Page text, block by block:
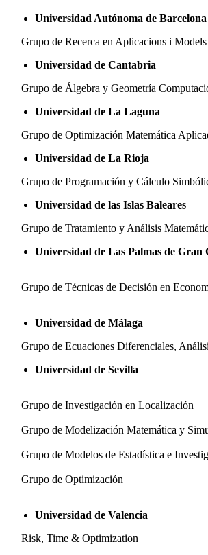
Universidad Autónoma de Barcelona
Grupo de Recerca en Aplicacions i
Universidad de Cantabria
Grupo de Álgebra y Geometría
Universidad de La Laguna
Grupo de Optimización Matemática
Universidad de La Rioja
Grupo de Programación y Cálculo
Universidad de las Islas Baleares
Grupo de Tratamiento y Análisis
Universidad de Las Palmas de Gran
Grupo de Técnicas de Decisión en
Universidad de Málaga
Grupo de Ecuaciones Diferenciales,
Universidad de Sevilla
Grupo de Investigación en Localización
Grupo de Modelización Matemática y
Grupo de Modelos de Estadística e
Grupo de Optimización
Universidad de Valencia
Risk, Time & Optimization